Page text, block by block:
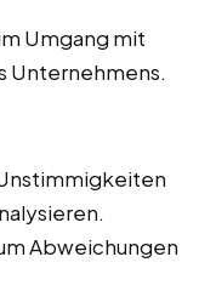
Umgang mit
Unternehmens.
Abweichungen